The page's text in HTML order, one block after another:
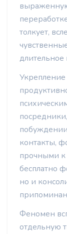
толкует,
длительное
Укрепление
контакты,
прочными к
бесплатно
но и
Феномен
отдельную